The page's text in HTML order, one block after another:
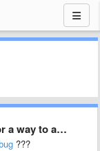
add support …
???